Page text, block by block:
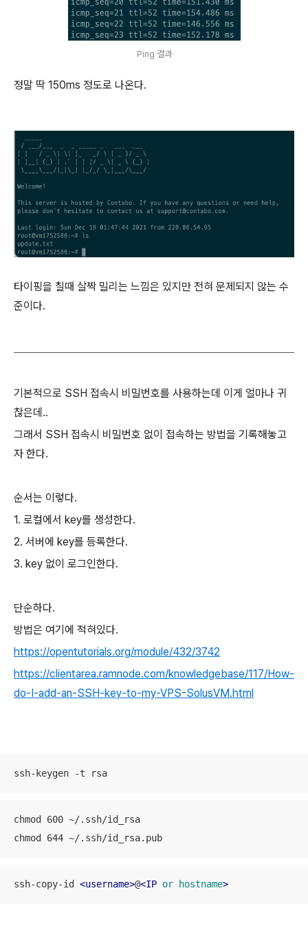
Ping 결과
정말 딱 150ms 정도로 나온다.
타이핑을 칠때 살짝 밀리는 느낌은 있지만 전혀 문제되지 않는 수
준이다.
기본적으로 SSH 접속시 비밀번호를 사용하는데 이게 얼마나 귀
찮은데..
그래서 SSH 접속시 비밀번호 없이 접속하는 방법을 기록해놓고
자 한다.
순서는 이렇다.
1. 로컬에서 key를 생성한다.
2. 서버에 key를 등록한다.
3. key 없이 로그인한다.
단순하다.
방법은 여기에 적혀있다.
https://opentutorials.org/module/432/3742
https://clientarea.ramnode.com/knowledgebase/117/How-
do-I-add-an-SSH-key-to-my-VPS-SolusVM.html
ssh-keygen -t rsa
chmod 600 ~/.ssh/id_rsa
chmod 644 ~/.ssh/id_rsa.pub
ssh-copy-id <username>@<IP or hostname>